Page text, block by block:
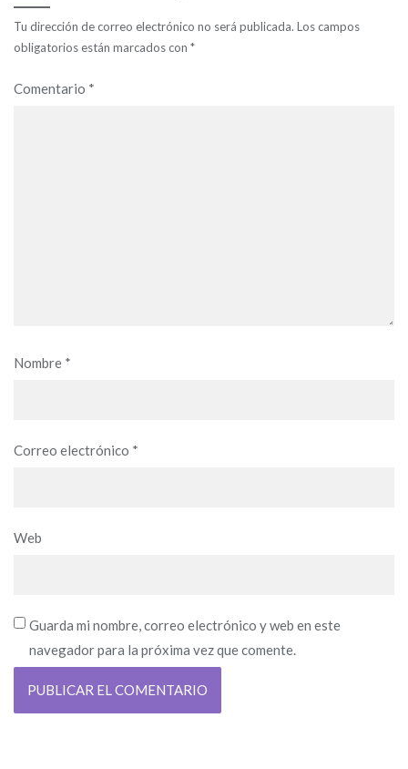
Tu dirección de correo electrónico no será publicada. Los campos
obligatorios están marcados con *
Comentario *
Nombre *
Correo electrónico *
Web
Guarda mi nombre, correo electrónico y web en este
navegador para la próxima vez que comente.